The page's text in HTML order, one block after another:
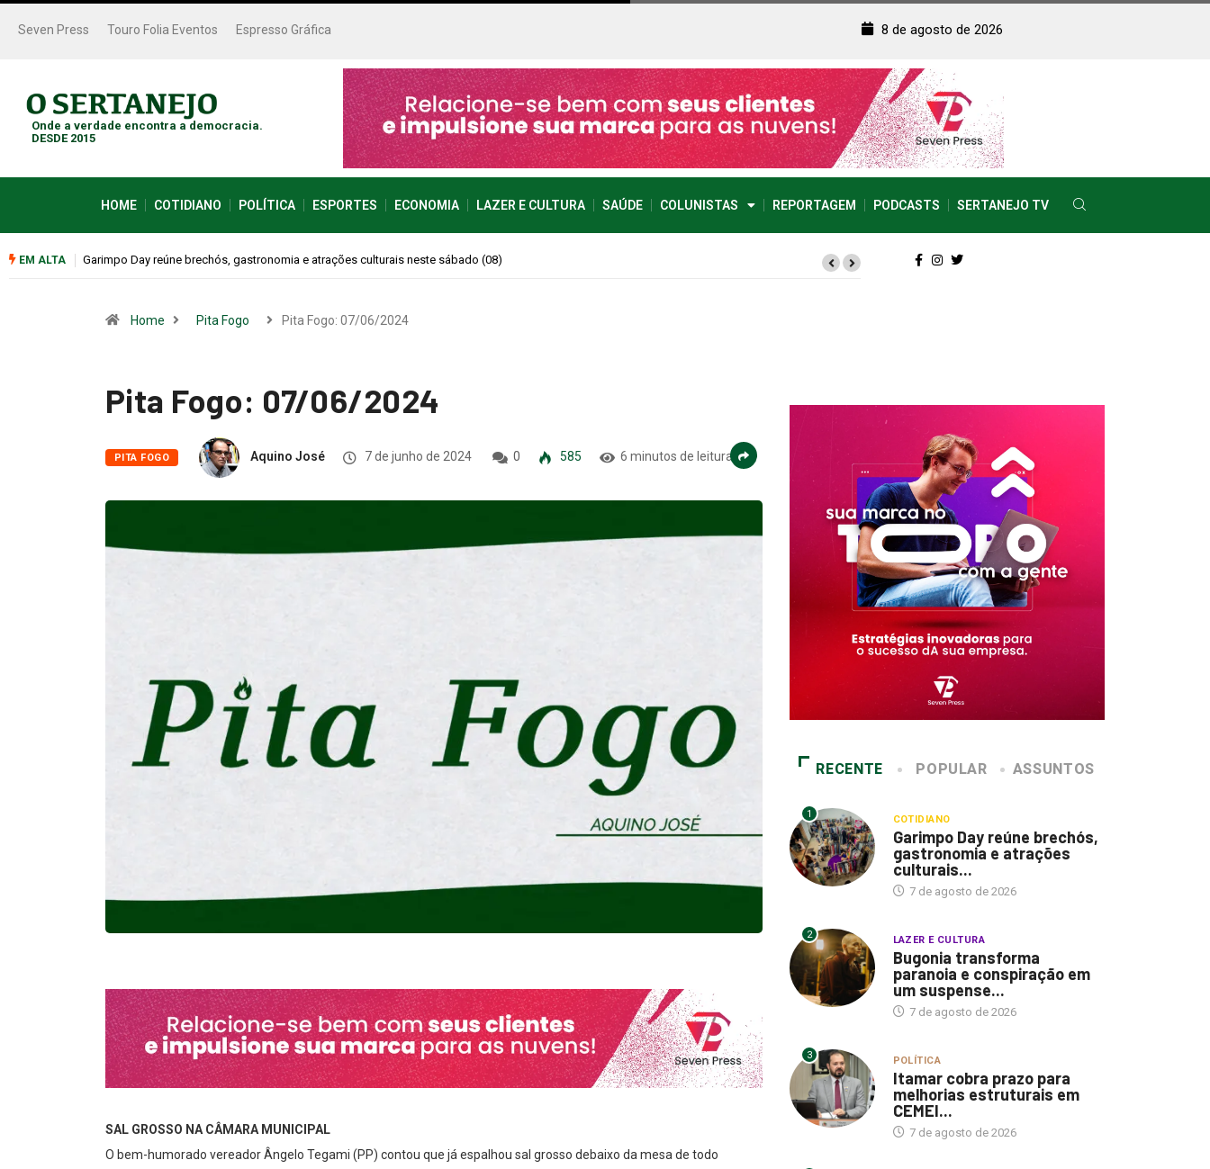
Seven Press Touro Folia Eventos Espresso Gráfica 8 de agosto de 2026
Onde a verdade encontra a democracia.
DESDE 2015
HOME COTIDIANO POLÍTICA ESPORTES ECONOMIA LAZER E CULTURA SAÚDE COLUNISTAS REPORTAGEM PODCASTS SERTANEJO TV
EM ALTA Bugonia transforma paranoia e conspiração em um suspense imprevisível
Home Pita Fogo Pita Fogo: 07/06/2024
Pita Fogo: 07/06/2024
PITA FOGO Aquino José 7 de junho de 2024 0 585 6 minutos de leitura
SAL GROSSO NA CÂMARA MUNICIPAL
O bem-humorado vereador Ângelo Tegami (PP) contou que já espalhou sal grosso debaixo da mesa de todo
RECENTE POPULAR ASSUNTOS
1 COTIDIANO
Garimpo Day reúne brechós,
gastronomia e atrações
culturais...
7 de agosto de 2026
2 LAZER E CULTURA
Bugonia transforma
paranoia e conspiração em
um suspense...
7 de agosto de 2026
3 POLÍTICA
Itamar cobra prazo para
melhorias estruturais em
CEMEI...
7 de agosto de 2026